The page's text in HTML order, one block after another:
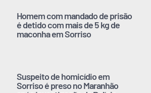
Homem com mandado de prisão
é detido com mais de 5 kg de
maconha em Sorriso
Suspeito de homicídio em
Sorriso é preso no Maranhão